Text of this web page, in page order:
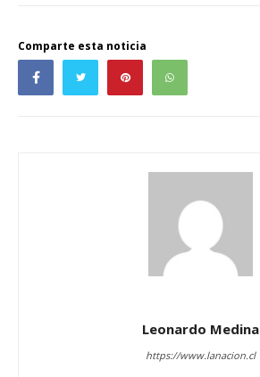
Comparte esta noticia
Leonardo Medina
https://www.lanacion.cl